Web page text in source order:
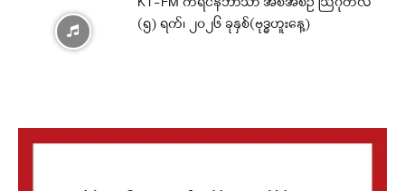
(၅) ရက်၊ ၂၀၂၆ ခုနှစ်(ဗုဒ္ဓဟူးနေ့)